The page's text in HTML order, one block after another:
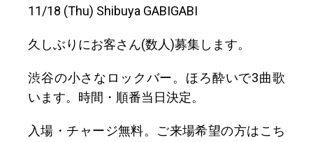
11/18 (Thu) Shibuya GABIGABI
久しぶりにお客さん(数人)募集します。
渋谷の小さなロックバー。ほろ酔いで3曲歌
います。時間・順番当日決定。
入場・チャージ無料。ご来場希望の方はこち